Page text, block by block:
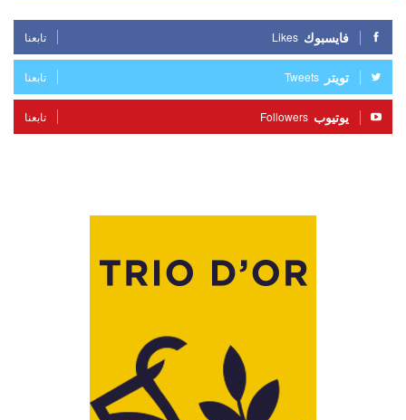
فايسبوك Likes تابعنا
تويتر Tweets تابعنا
يوتيوب Followers تابعنا